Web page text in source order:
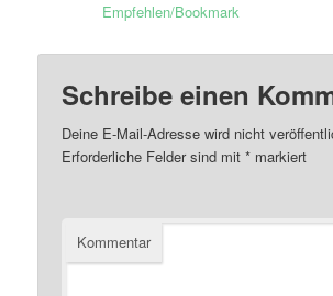
Empfehlen/Bookmark
Schreibe einen
Deine E-Mail-Adresse wird nicht
Erforderliche Felder sind mit* markiert
Kommentar